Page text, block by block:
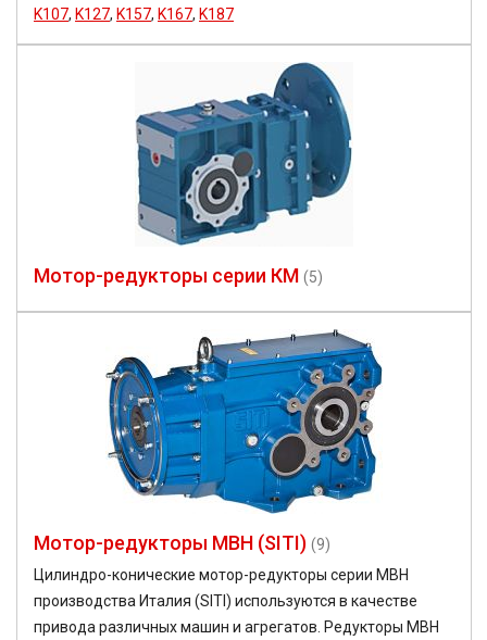
K107, K127, K157, K167, K187
Мотор-редукторы серии КМ (5)
Мотор-редукторы MBH (SITI) (9)
Цилиндро-конические мотор-редукторы серии MBH
производства Италия (SITI) используются в качестве
привода различных машин и агрегатов. Редукторы MBH